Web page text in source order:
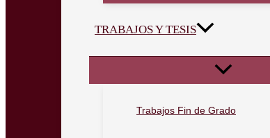
TRABAJOS Y TESIS
Trabajos Fin de Grado